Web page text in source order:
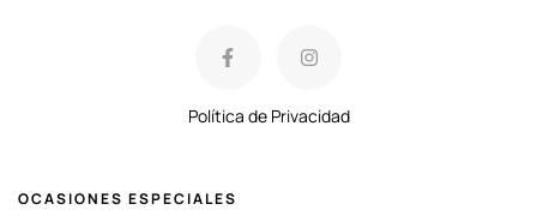
OCASIONES ESPECIALES
Política de Privacidad